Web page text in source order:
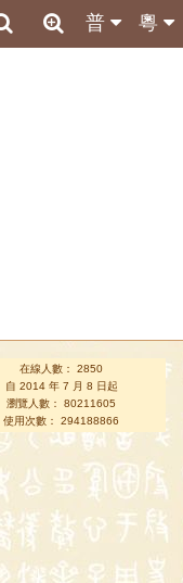
粵
普
在線人數： 2850
自 2014 年 7 月 8 日起
瀏覽人數： 80211605
使用次數： 294188866